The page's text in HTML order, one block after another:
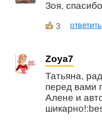
Зоя,
3 ответить
Zoya7
Татьяна,
перед вами
Алене и